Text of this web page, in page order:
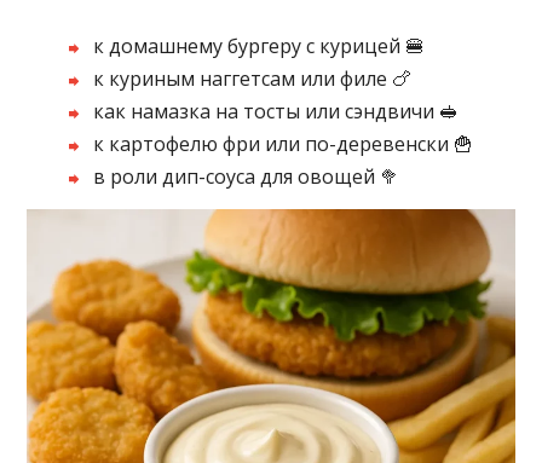
к домашнему бургеру с курицей 🍔
к куриным наггетсам или филе 🍗
как намазка на тосты или сэндвичи 🥪
к картофелю фри или по-деревенски 🍟
в роли дип-соуса для овощей 🥦